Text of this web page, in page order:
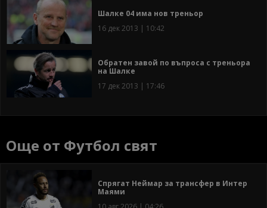
Шалке 04 има нов треньор
16 дек 2013 | 10:42
Обратен завой по въпроса с треньора
на Шалке
17 дек 2013 | 17:46
Още от Футбол свят
Спрягат Неймар за трансфер в Интер
Маями